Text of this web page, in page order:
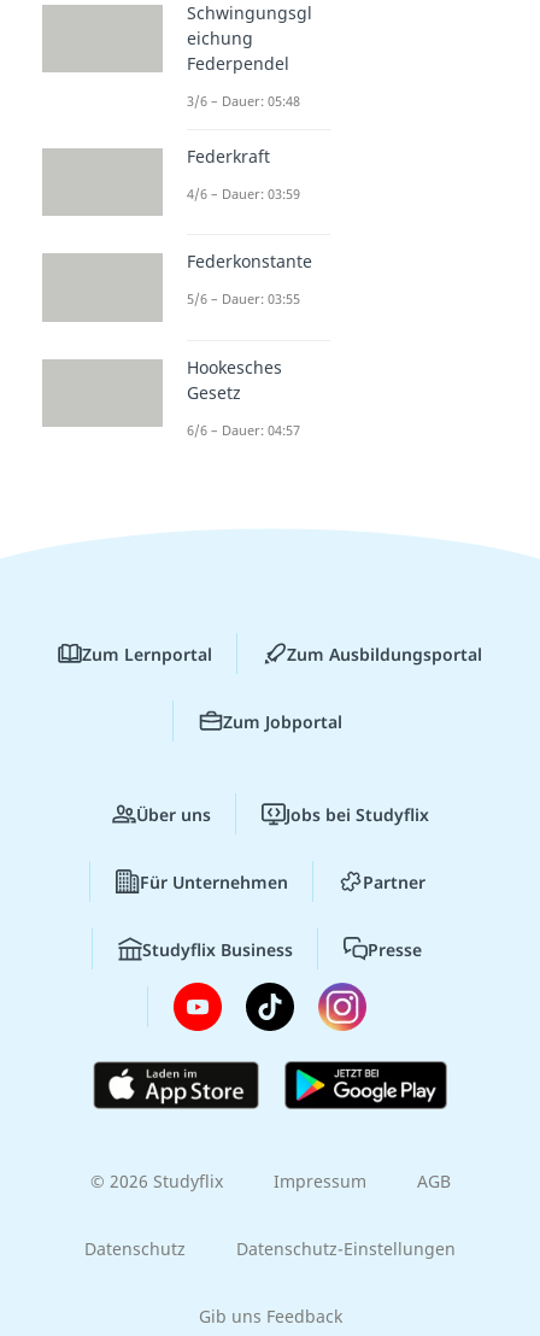
Schwingungsgl
eichung
Federpendel
3/6 – Dauer: 05:48
Federkraft
4/6 – Dauer: 03:59
Federkonstante
5/6 – Dauer: 03:55
Hookesches
Gesetz
6/6 – Dauer: 04:57
Zum Lernportal Zum Ausbildungsportal
Zum Jobportal
Über uns Jobs bei Studyflix
Für Unternehmen Partner
Studyflix Business Presse
© 2026 Studyflix Impressum AGB
Datenschutz Datenschutz-Einstellungen
Gib uns Feedback